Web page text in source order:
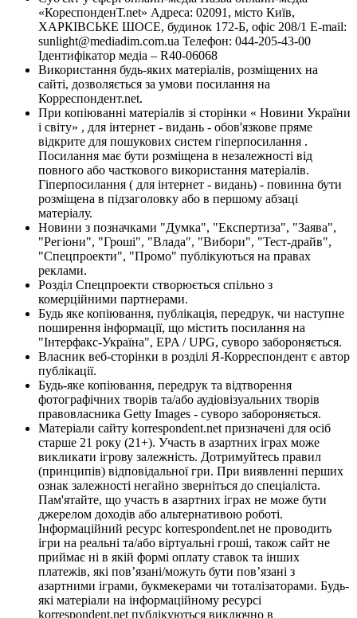
«КореспонденТ.net» Адреса: 02091, місто Київ,
ХАРКІВСЬКЕ ШОСЕ, будинок 172-Б, офіс 208/1 E-mail:
sunlight@mediadim.com.ua Телефон: 044-205-43-00
Ідентифікатор медіа – R40-06068
Використання будь-яких матеріалів, розміщених на
сайті, дозволяється за умови посилання на
Корреспондент.net.
При копіюванні матеріалів зі сторінки « Новини України
і світу» , для інтернет - видань - обов'язкове пряме
відкрите для пошукових систем гіперпосилання .
Посилання має бути розміщена в незалежності від
повного або часткового використання матеріалів.
Гіперпосилання ( для інтернет - видань) - повинна бути
розміщена в підзаголовку або в першому абзаці
матеріалу.
Новини з позначками "Думка", "Експертиза", "Заява",
"Регіони", "Гроші", "Влада", "Вибори", "Тест-драйв",
"Спецпроекти", "Промо" публікуються на правах
реклами.
Розділ Спецпроекти створюється спільно з
комерційними партнерами.
Будь яке копіювання, публікація, передрук, чи наступне
поширення інформації, що містить посилання на
"Інтерфакс-Україна", EPA / UPG, суворо забороняється.
Власник веб-сторінки в розділі Я-Корреспондент є автор
публікації.
Будь-яке копіювання, передрук та відтворення
фотографічних творів та/або аудіовізуальних творів
правовласника Getty Images - суворо забороняється.
Матеріали сайту korrespondent.net призначені для осіб
старше 21 року (21+). Участь в азартних іграх може
викликати ігрову залежність. Дотримуйтесь правил
(принципів) відповідальної гри. При виявленні перших
ознак залежності негайно зверніться до спеціаліста.
Пам'ятайте, що участь в азартних іграх не може бути
джерелом доходів або альтернативою роботі.
Інформаційний ресурс korrespondent.net не проводить
ігри на реальні та/або віртуальні гроші, також сайт не
приймає ні в якій формі оплату ставок та інших
платежів, які пов’язані/можуть бути пов’язані з
азартними іграми, букмекерами чи тоталізаторами. Будь-
які матеріали на інформаційному ресурсі
korrespondent.net публікуються виключно в